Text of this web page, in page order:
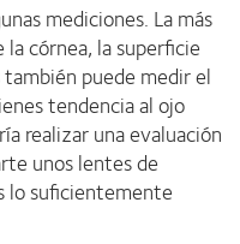
mediciones. La más
córnea, la superficie
puede medir el
tendencia al ojo
realizar una evaluación
unos lentes de
lo suficientemente